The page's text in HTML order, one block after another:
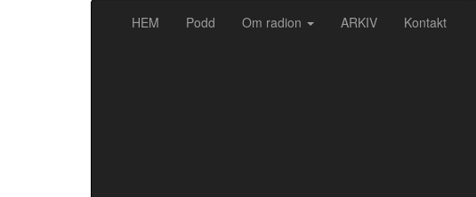
HEM (current)
Podd Om radion ARKIV Kontakt